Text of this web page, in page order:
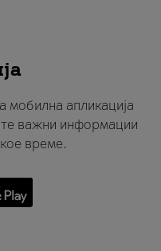
мобилна апликација
важни информации
време.